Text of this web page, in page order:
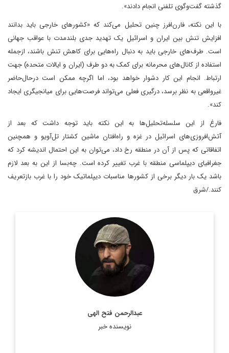
گذشته گفت‌وگوی تلفنی انجام دادند».
با این نکته، فارن‌افرز چنین تحلیل می‌کند که «کشور‌های خارجی باید بدانند
افزایش تنش بین ایران و اسرائیل یک تهدید جدی بلندمدت با عواقب جهانی
است. طرف‌های خارجی باید به دنبال راه‌هایی برای کاهش تنش باشند، از‌جمله
استفاده از کانال‌های محرمانه برای کمک به دو طرف (ایران و ایالات متحده) جهت
ارتباط. انجام این کار دشوار خواهد بود، اما اگرچه ممکن است درحال‌حاضر
غیر‌واقعی به نظر برسد، درگیری فعلی می‌تواند فرصت‌هایی برای میانجیگری ایجاد
کند».
فارغ از این سلسله‌تحلیل‌ها به این نکته باید توجه داشت که بعد از
آتش‌افروزی‌های اسرائیل در غزه و راه‌افتان ماشین کشتار تل‌آویو و همچنین
اتفاقاتی که پس از آن در منطقه رخ داد، می‌توان به این احتمال اندیشه کرد که
جغرافیای دیپلماسی منطقه با غرب تغییر کرده است. چه‌بسا از این به بعد لازم
باشد یک بار دیگر برخی از کشورها مناسبات دیپلماتیک خود را با غرب بازتعریف
کنند./شرق
عبدالرحمن فتح الهی
نویسنده خبر
روزنامه نگار و کارشناس ارشد روزنامه نگاری سیاسی و عضو
تحریریه دیپلماسی ایرانی.
اطلاعات بیشتر